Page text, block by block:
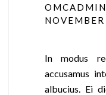
OMCADMIN
In modus
accusamus
albucius. Ei